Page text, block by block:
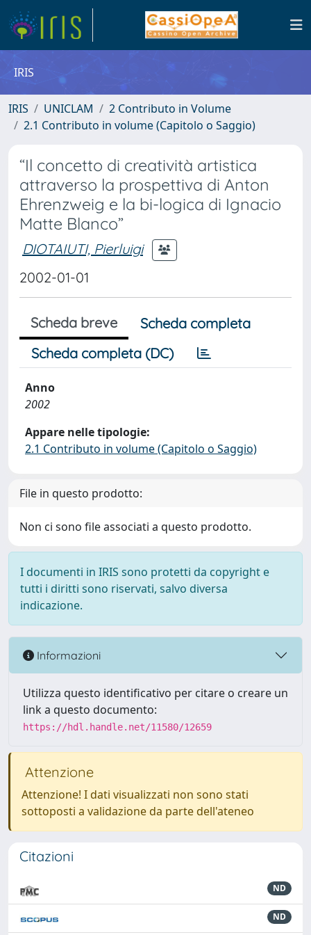
IRIS
IRIS UNICLAM
2 Contributo in Volume
2.1 Contributo in volume (Capitolo o Saggio)
“Il concetto di creatività artistica
attraverso la prospettiva di Anton
Ehrenzweig e la bi-logica di Ignacio
Matte Blanco”
DIOTAIUTI, Pierluigi
2002-01-01
Scheda breve
Scheda completa
Scheda completa (DC)
Anno
2002
Appare nelle tipologie:
2.1 Contributo in volume (Capitolo o Saggio)
File in questo prodotto:
Non ci sono file associati a questo prodotto.
I documenti in IRIS sono protetti da copyright e
tutti i diritti sono riservati, salvo diversa
indicazione.
Informazioni
Utilizza questo identificativo per citare o creare un
link a questo documento:
https://hdl.handle.net/11580/12659
Attenzione
Attenzione! I dati visualizzati non sono stati
sottoposti a validazione da parte dell'ateneo
Citazioni
ND
ND